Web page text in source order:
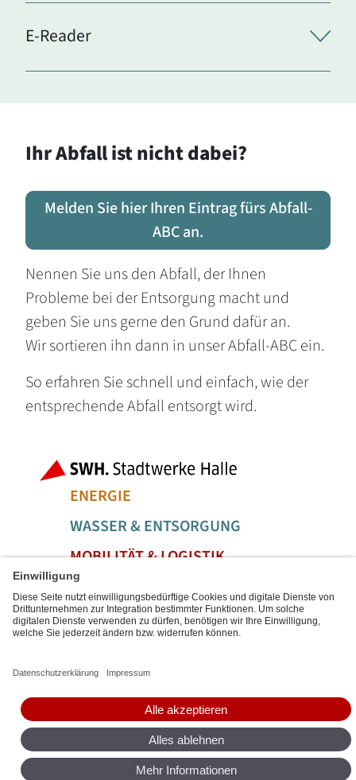
E-Reader
Ihr Abfall ist nicht dabei?
Melden Sie hier Ihren Eintrag fürs Abfall-
ABC an.
Nennen Sie uns den Abfall, der Ihnen
Probleme bei der Entsorgung macht und
geben Sie uns gerne den Grund dafür an.
Wir sortieren ihn dann in unser Abfall-ABC ein.
So erfahren Sie schnell und einfach, wie der
entsprechende Abfall entsorgt wird.
Bereiche der
ENERGIE
WASSER & ENTSORGUNG
MOBILITÄT & LOGISTIK
SERVICE & FREIZEIT
Service Links
BARRIEREFREIHEIT DATENSCHUTZ
IMPRESSUM SITEMAP